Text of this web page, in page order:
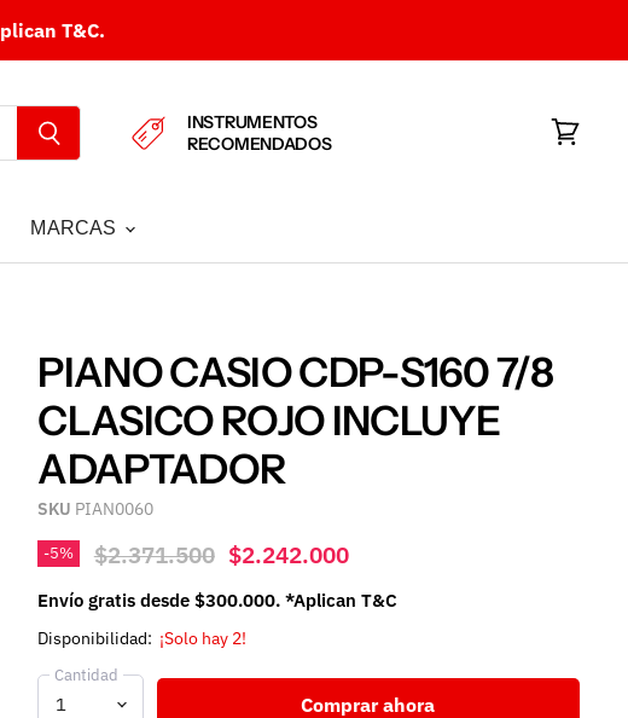
T&C.
INSTRUMENTOS
RECOMENDADOS
MARCAS
PIANO CASIO CDP-S160 7/8
CLASICO ROJO INCLUYE
ADAPTADOR
SKU PIAN0060
-5% Precio original
$2.371.500 Precio actual
$2.242.000
Envío gratis desde $300.000. *Aplican T&C
Disponibilidad: ¡Solo hay 2!
Cantidad
Comprar ahora